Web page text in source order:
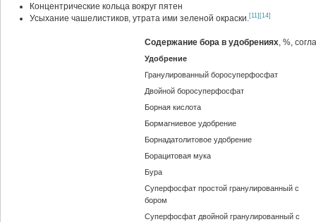
Концентрические кольца вокруг пятен
Усыхание чашелистиков, утрата ими зеленой окраски.[11] [14]
Содержание бора в удобрениях, %,
Удобрение
Гранулированный боросуперфосфат
Двойной боросуперфосфат
Борная кислота
Бормагниевое удобрение
Борнадатолитовое удобрение
Борацитовая мука
Бура
Суперфосфат простой гранулированный с
бором
Суперфосфат двойной гранулированный с